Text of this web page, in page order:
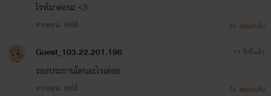
ไรท์มาต่อนะ <3
จากตอน: ชดใช้ ตอบกลับ
Guest_103.22.201.196
รองประธานโดนอะไรเอ่อย
จากตอน: ชดใช้
11 ปีที่แล้ว
ตอบกลับ